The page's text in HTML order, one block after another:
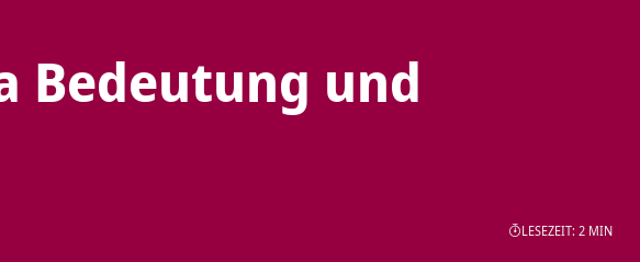
Bedeutung und
LESEZEIT: 2 MIN